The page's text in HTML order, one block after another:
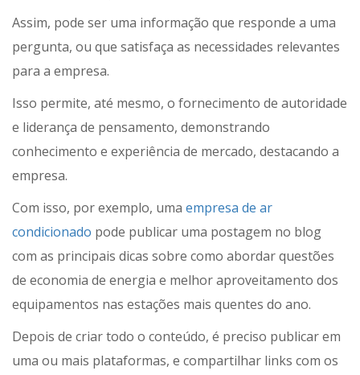
Assim, pode ser uma informação que responde a uma
pergunta, ou que satisfaça as necessidades relevantes
para a empresa.
Isso permite, até mesmo, o fornecimento de autoridade
e liderança de pensamento, demonstrando
conhecimento e experiência de mercado, destacando a
empresa.
Com isso, por exemplo, uma empresa de ar
condicionado pode publicar uma postagem no blog
com as principais dicas sobre como abordar questões
de economia de energia e melhor aproveitamento dos
equipamentos nas estações mais quentes do ano.
Depois de criar todo o conteúdo, é preciso publicar em
uma ou mais plataformas, e compartilhar links com os